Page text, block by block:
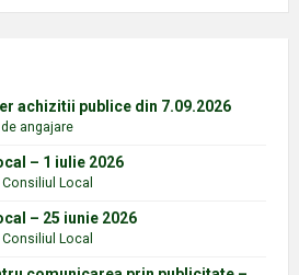
achizitii publice din 7.09.2026
angajare
– 1 iulie 2026
Local
– 25 iunie 2026
Local